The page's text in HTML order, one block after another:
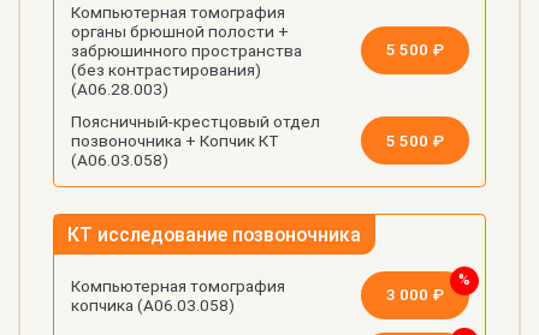
Компьютерная томография
органы брюшной полости +
забрюшинного пространства
(без контрастирования)
(А06.28.003)
5 500 ₽
Поясничный-крестцовый отдел
позвоночника + Копчик КТ
(А06.03.058)
5 500 ₽
КТ исследование позвоночника
Компьютерная томография
копчика (А06.03.058)
3 000 ₽